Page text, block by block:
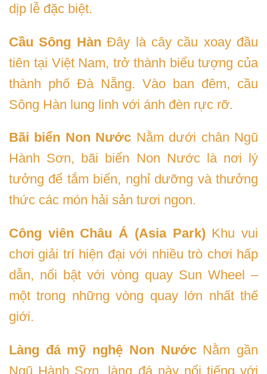
dịp lễ đặc biệt.
Cầu Sông HànĐây là cây cầu xoay đầu
tiên tại Việt Nam, trở thành biểu tượng của
thành phố Đà Nẵng. Vào ban đêm, cầu
Sông Hàn lung linh với ánh đèn rực rỡ.
Bãi biển Non Nước Nằm dưới chân Ngũ
Hành Sơn, bãi biển Non Nước là nơi lý
tưởng để tắm biển, nghỉ dưỡng và thưởng
thức các món hải sản tươi ngon.
Công viên Châu Á (Asia Park) Khu vui
chơi giải trí hiện đại với nhiều trò chơi hấp
dẫn, nổi bật với vòng quay Sun Wheel –
một trong những vòng quay lớn nhất thế
giới.
Làng đá mỹ nghệ Non Nước Nằm gần
Ngũ Hành Sơn, làng đá này nổi tiếng với